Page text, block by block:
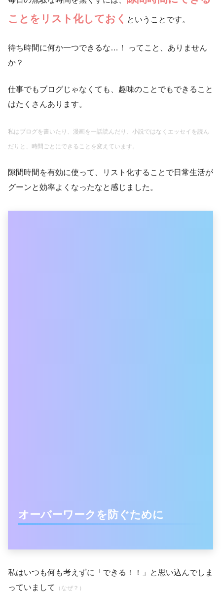
ことをリスト化しておく ということです。
待ち時間に何か一つできるな…！ ってこと、ありません
か？
仕事でもブログじゃなくても、趣味のことでもできること
はたくさんあります。
私はブログを書いたり、漫画を一話読んだり、小説ではなくエッセイを読ん
だりと、時間ごとにできることを変えています。
隙間時間を有効に使って、リスト化することで日常生活が
グーンと効率よくなったなと感じました。
オーバーワークを防ぐために
私はいつも何も考えずに「できる！！」と思い込んでしま
っていまして
（なぜ？）